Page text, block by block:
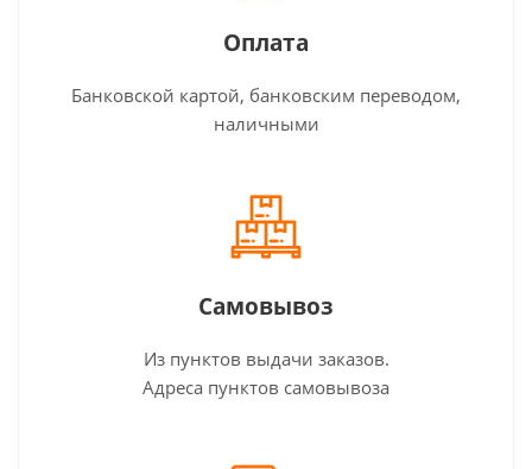
Оплата
Банковской картой, банковским переводом,
наличными
Самовывоз
Из пунктов выдачи заказов.
Адреса пунктов самовывоза